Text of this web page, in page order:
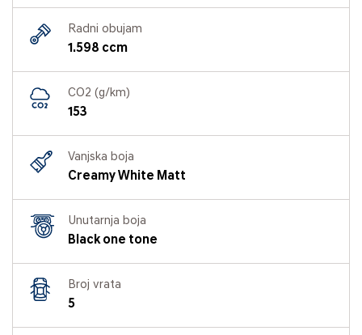
Radni obujam
1.598 ccm
CO2 (g/km)
153
Vanjska boja
Creamy White Matt
Unutarnja boja
Black one tone
Broj vrata
5